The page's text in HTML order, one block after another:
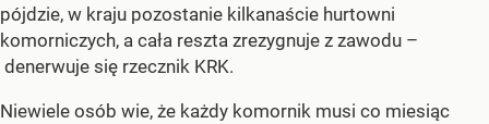
pójdzie, w kraju pozostanie kilkanaście hurtowni
komorniczych, a cała reszta zrezygnuje z zawodu –
denerwuje się rzecznik KRK.
Niewiele osób wie, że każdy komornik musi co miesiąc